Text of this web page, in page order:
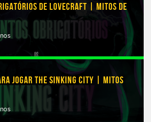
DE LOVECRAFT | MITOS DE
JOGAR THE SINKING CITY | MITOS